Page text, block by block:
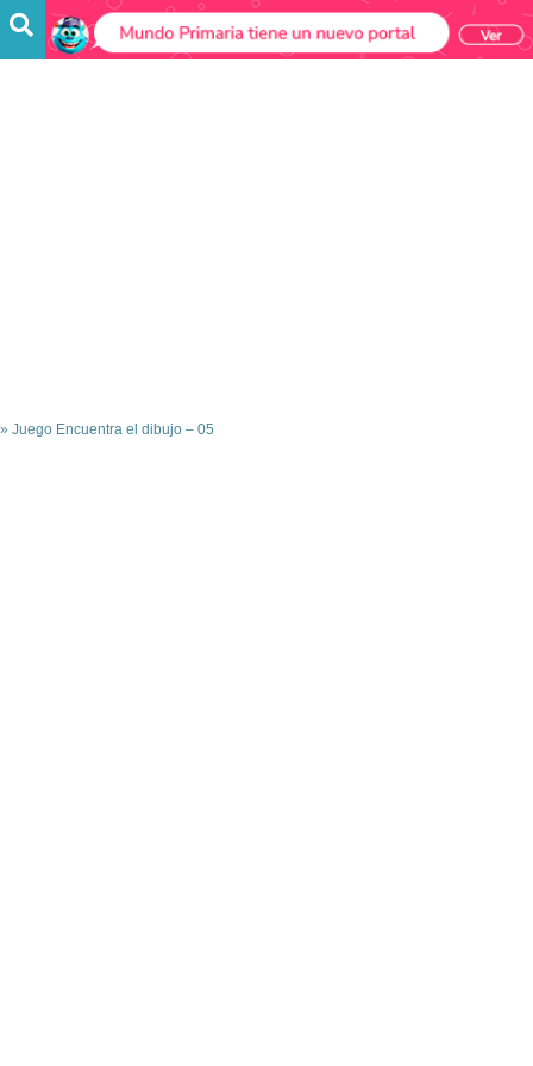
Juego Encuentra el dibujo – 05